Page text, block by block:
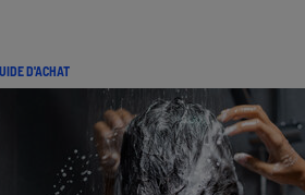
D'ACHAT